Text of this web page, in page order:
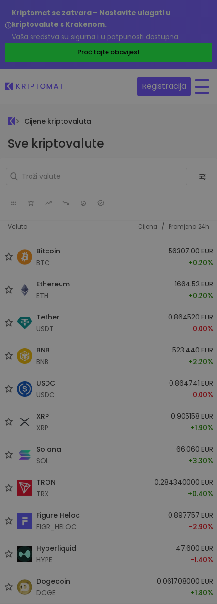
Kriptomat se zatvara – Nastavite ulagati u
kriptovalute s Krakenom.
Vaša sredstva su sigurna i u potpunosti dostupna.
Pročitajte obavijest
Registracija
Cijene kriptovaluta
Sve kriptovalute
Valuta Cijena / Promjena 24h
Bitcoin
BTC
56307.00 EUR
+0.20%
Ethereum
ETH
1664.52 EUR
+0.20%
Tether
USDT
0.864520 EUR
0.00%
BNB
BNB
523.440 EUR
+2.20%
USDC
USDC
0.864741 EUR
0.00%
XRP
XRP
0.905158 EUR
+1.90%
Solana
SOL
66.060 EUR
+3.30%
TRON
TRX
0.284340000 EUR
+0.40%
Figure Heloc
FIGR_HELOC
0.897757 EUR
-2.90%
Hyperliquid
HYPE
47.600 EUR
-1.40%
Dogecoin
DOGE
0.061708000 EUR
+1.80%